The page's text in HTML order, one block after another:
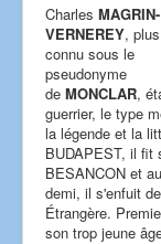
Charles MAGRIN-
VERNEREY, plus
connu sous le
pseudonyme
de MONCLAR,
guerrier, le type
la légende et la
BUDAPEST, il fit
BESANCON et
demi, il s'enfuit
Étrangère.
son trop jeune